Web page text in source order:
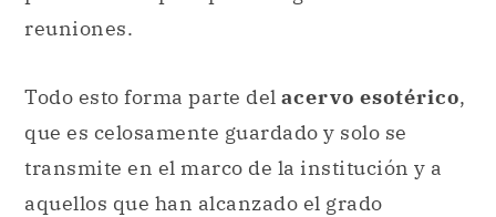
reuniones.
Todo esto forma parte del acervo esotérico,
que es celosamente guardado y solo se
transmite en el marco de la institución y a
aquellos que han alcanzado el grado